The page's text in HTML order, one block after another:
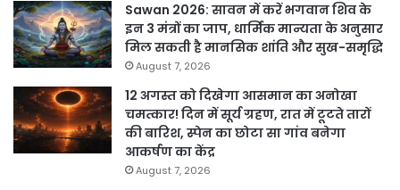
Sawan 2026: सावन में करें भगवान शिव के
इन 3 मंत्रों का जाप, धार्मिक मान्यता के अनुसार
मिल सकती है मानसिक शांति और सुख-समृद्धि
August 7, 2026
12 अगस्त को दिखेगा आसमान का अनोखा
चमत्कार! दिन में सूर्य ग्रहण, रात में टूटते तारों
की बारिश, स्पेन का छोटा सा गांव बनेगा
आकर्षण का केंद्र
August 7, 2026